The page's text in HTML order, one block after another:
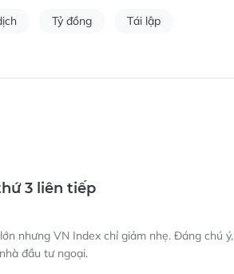
Tỷ đồng Tái lập
3 liên tiếp
nhưng VN Index chỉ giảm nhẹ. Đáng chú ý,
đầu tư ngoại.